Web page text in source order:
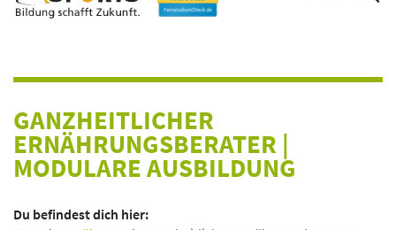
GANZHEITLICHER
ERNÄHRUNGSBERATER |
MODULARE AUSBILDUNG
Du befindest dich hier: